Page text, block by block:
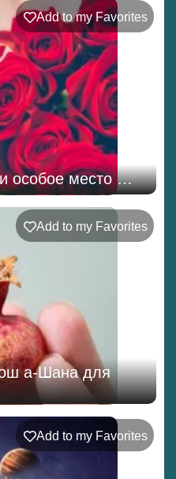
Add to my Favorites
особое место …
Add to my Favorites
а-Шана для
Add to my Favorites